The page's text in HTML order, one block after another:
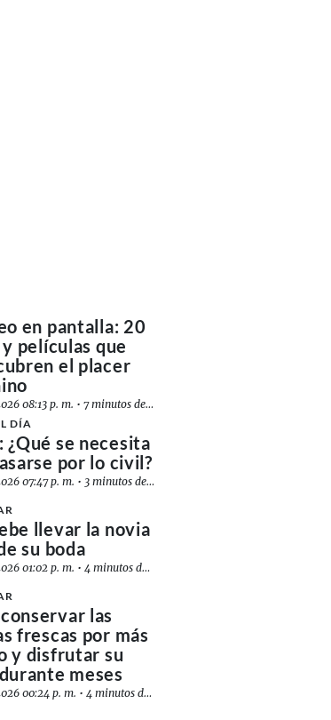
en pantalla: 20
películas que
el placer
08:13 p. m. •7 minutos de lectura
DÍA
¿Qué se necesita
por lo civil?
07:47 p. m. • 3 minutos de lectura
llevar la novia
su boda
01:02 p. m. •4 minutos de lectura
las
frescas por más
y disfrutar su
meses
00:24 p. m. •4 minutos de lectura